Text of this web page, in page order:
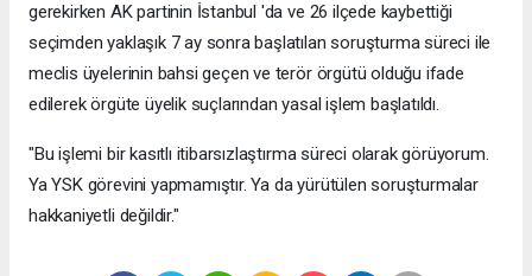
gerekirken AK partinin İstanbul 'da ve 26 ilçede kaybettiği
seçimden yaklaşık 7 ay sonra başlatılan soruşturma süreci ile
meclis üyelerinin bahsi geçen ve terör örgütü olduğu ifade
edilerek örgüte üyelik suçlarından yasal işlem başlatıldı.
"Bu işlemi bir kasıtlı itibarsızlaştırma süreci olarak görüyorum.
Ya YSK görevini yapmamıştır. Ya da yürütülen soruşturmalar
hakkaniyetli değildir."